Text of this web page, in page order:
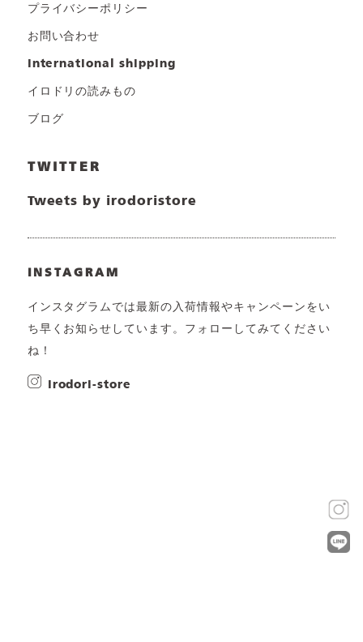
プライバシーポリシー
お問い合わせ
international shipping
イロドリの読みもの
ブログ
TWITTER
Tweets by irodoristore
INSTAGRAM
インスタグラムでは最新の入荷情報やキャンペーンをい
ち早くお知らせしています。フォローしてみてください
ね！
irodori-store